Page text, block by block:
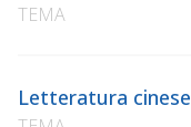
TEMA
Letteratura cinese